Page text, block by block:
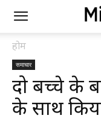
होम
समाचार
दो बच्चे के
के साथ